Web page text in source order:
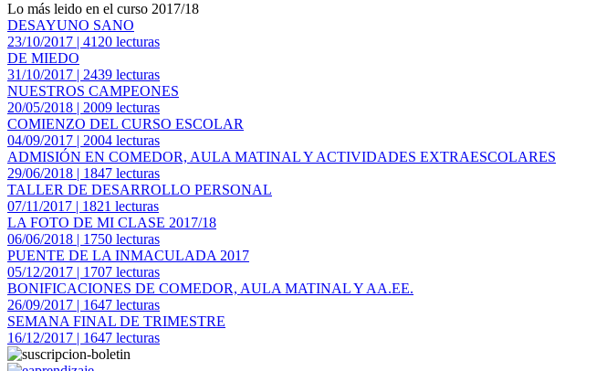
Lo más leido en el curso 2017/18
DESAYUNO SANO
23/10/2017 | 4120 lecturas
DE MIEDO
31/10/2017 | 2439 lecturas
NUESTROS CAMPEONES
20/05/2018 | 2009 lecturas
COMIENZO DEL CURSO ESCOLAR
04/09/2017 | 2004 lecturas
ADMISIÓN EN COMEDOR, AULA MATINAL Y ACTIVIDADES EXTRAESCOLARES
29/06/2018 | 1847 lecturas
TALLER DE DESARROLLO PERSONAL
07/11/2017 | 1821 lecturas
LA FOTO DE MI CLASE 2017/18
06/06/2018 | 1750 lecturas
PUENTE DE LA INMACULADA 2017
05/12/2017 | 1707 lecturas
BONIFICACIONES DE COMEDOR, AULA MATINAL Y AA.EE.
26/09/2017 | 1647 lecturas
SEMANA FINAL DE TRIMESTRE
16/12/2017 | 1647 lecturas